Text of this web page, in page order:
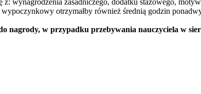
otrzymałby również średnią godzin
nagrody, w przypadku przebywania nauczyciela w